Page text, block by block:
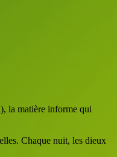
la matière informe qui
Chaque nuit, les dieux